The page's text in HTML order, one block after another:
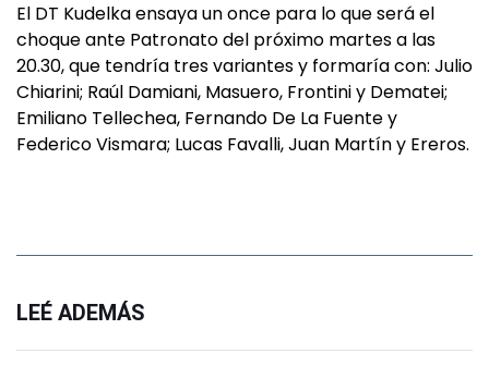
El DT Kudelka ensaya un once para lo que será el
choque ante Patronato del próximo martes a las
20.30, que tendría tres variantes y formaría con: Julio
Chiarini; Raúl Damiani, Masuero, Frontini y Dematei;
Emiliano Tellechea, Fernando De La Fuente y
Federico Vismara; Lucas Favalli, Juan Martín y Ereros.
LEÉ ADEMÁS